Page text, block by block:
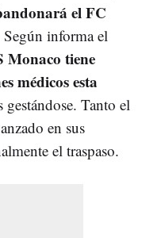
el FC
Según informa el
Monaco tiene
médicos esta
Tanto el
en sus
el traspaso.